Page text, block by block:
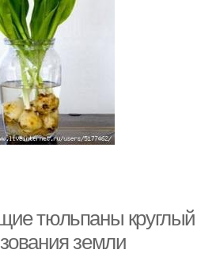
тюльпаны круглый
земли